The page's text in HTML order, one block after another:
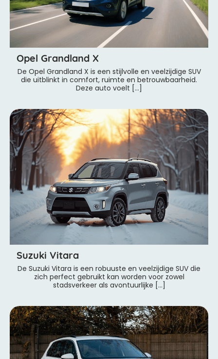
Opel Grandland X
De Opel Grandland X is een stijlvolle en veelzijdige SUV
die uitblinkt in comfort, ruimte en betrouwbaarheid.
Deze auto voelt […]
Suzuki Vitara
De Suzuki Vitara is een robuuste en veelzijdige SUV die
zich perfect gebruikt kan worden voor zowel
stadsverkeer als avontuurlijke […]